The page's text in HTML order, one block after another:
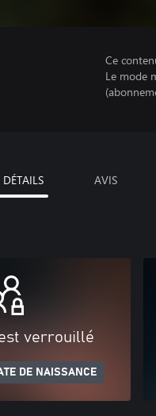
Ce
Le mode
DÉTAILS AVIS
verrouillé
DE NAISSANCE